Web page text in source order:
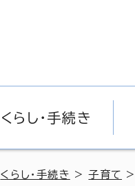
くらし・手続き
くらし・手続き >子育て